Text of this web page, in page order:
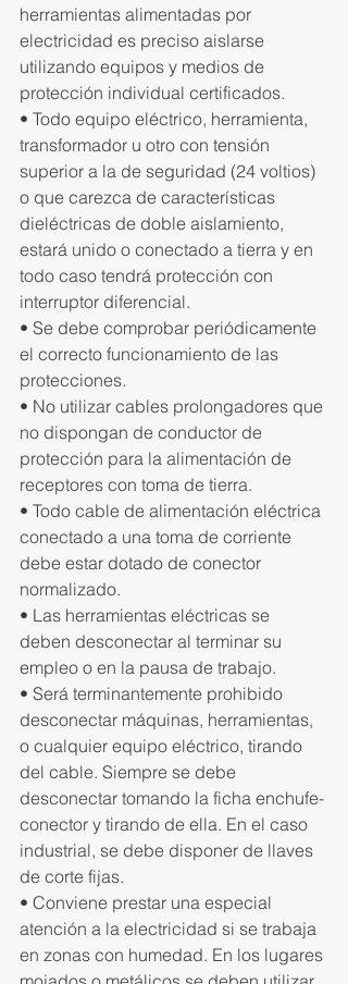
herramientas alimentadas por
electricidad es preciso aislarse
utilizando equipos y medios de
protección individual certificados.
• Todo equipo eléctrico, herramienta,
transformador u otro con tensión
superior a la de seguridad (24 voltios)
o que carezca de características
dieléctricas de doble aislamiento,
estará unido o conectado a tierra y en
todo caso tendrá protección con
interruptor diferencial.
• Se debe comprobar periódicamente
el correcto funcionamiento de las
protecciones.
• No utilizar cables prolongadores que
no dispongan de conductor de
protección para la alimentación de
receptores con toma de tierra.
• Todo cable de alimentación eléctrica
conectado a una toma de corriente
debe estar dotado de conector
normalizado.
• Las herramientas eléctricas se
deben desconectar al terminar su
empleo o en la pausa de trabajo.
• Será terminantemente prohibido
desconectar máquinas, herramientas,
o cualquier equipo eléctrico, tirando
del cable. Siempre se debe
desconectar tomando la ficha enchufe-
conector y tirando de ella. En el caso
industrial, se debe disponer de llaves
de corte fijas.
• Conviene prestar una especial
atención a la electricidad si se trabaja
en zonas con humedad. En los lugares